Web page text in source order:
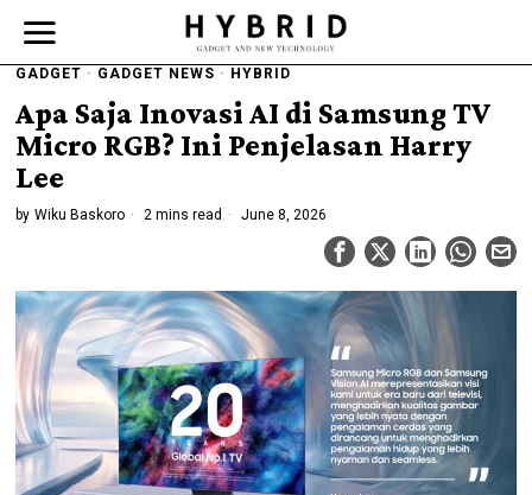
GADGET · GADGET NEWS · HYBRID
Apa Saja Inovasi AI di Samsung TV
Micro RGB? Ini Penjelasan Harry
Lee
by Wiku Baskoro 2 mins read June 8, 2026